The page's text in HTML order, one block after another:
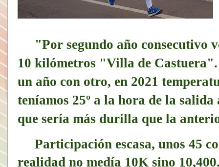
"Por segundo año consecutivo
10 kilómetros "Villa de
un año con otro, en 2021
teníamos 25º a la hora de la
que sería más durilla que la
Participación escasa, unos 45
realidad no medía 10K sino